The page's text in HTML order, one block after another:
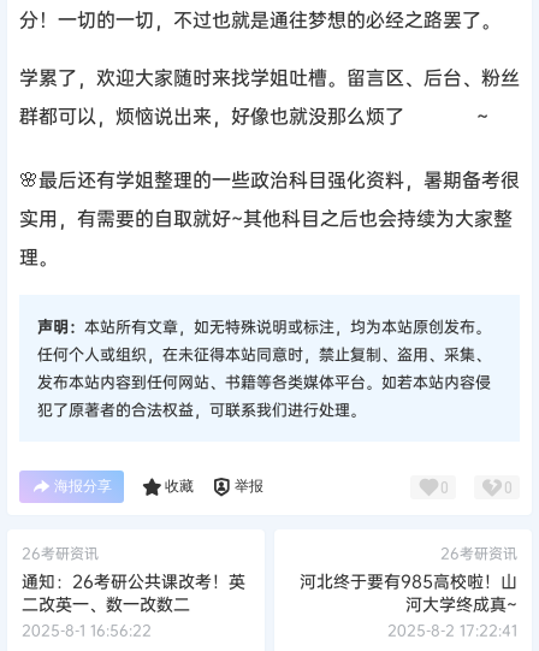
分！一切的一切，不过也就是通往梦想的必经之路罢了。
学累了，欢迎大家随时来找学姐吐槽。留言区、后台、粉丝
群都可以，烦恼说出来，好像也就没那么烦了
~
🌸最后还有学姐整理的一些政治科目强化资料，暑期备考很
实用，有需要的自取就好~其他科目之后也会持续为大家整
理。
声明： 本站所有文章，如无特殊说明或标注，均为本站原创发布。
任何个人或组织，在未征得本站同意时，禁止复制、盗用、采集、
发布本站内容到任何网站、书籍等各类媒体平台。如若本站内容侵
犯了原著者的合法权益，可联系我们进行处理。
海报分享 收藏 举报 0 0
26考研资讯
通知：26考研公共课改考！英
二改英一、数一改数二
2025-8-1 16:56:22
26考研资讯
河北终于要有985高校啦！山
河大学终成真~
2025-8-2 17:22:41